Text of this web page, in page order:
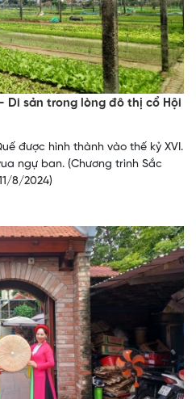
Di sản trong lòng đô thị cổ Hội
được hình thành vào thế kỷ XVI.
ngự ban. (Chương trình Sắc
8/2024)